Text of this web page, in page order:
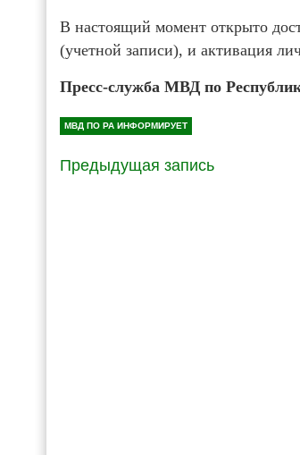
В настоящий момент открыто
(учетной записи), и активация
Пресс-служба МВД по
МВД ПО РА ИНФОРМИРУЕТ
Предыдущая запись